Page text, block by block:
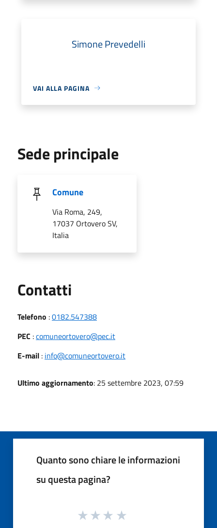
Simone Prevedelli
VAI ALLA PAGINA
Sede principale
Comune
Via Roma, 249,
17037 Ortovero SV,
Italia
Contatti
Telefono :0182.547388
PEC :comuneortovero@pec.it
E-mail : info@comuneortovero.it
Ultimo aggiornamento: 25 settembre 2023, 07:59
Quanto sono chiare le informazioni
su questa pagina?